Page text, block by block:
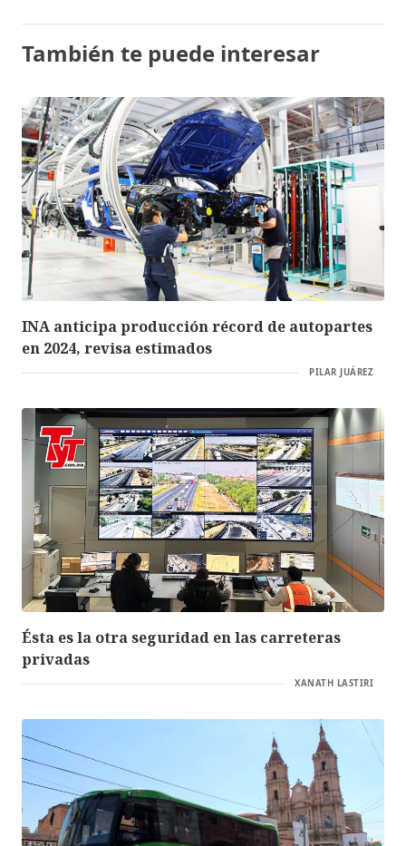
También te puede interesar
INA anticipa producción récord de autopartes
en 2024, revisa estimados
PILAR JUÁREZ
Ésta es la otra seguridad en las carreteras
privadas
XANATH LASTIRI